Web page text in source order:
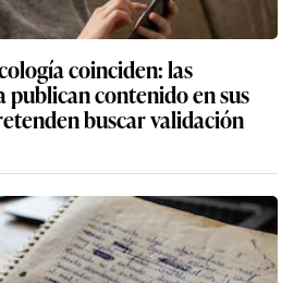
coinciden: las
publican contenido en sus
buscar validación